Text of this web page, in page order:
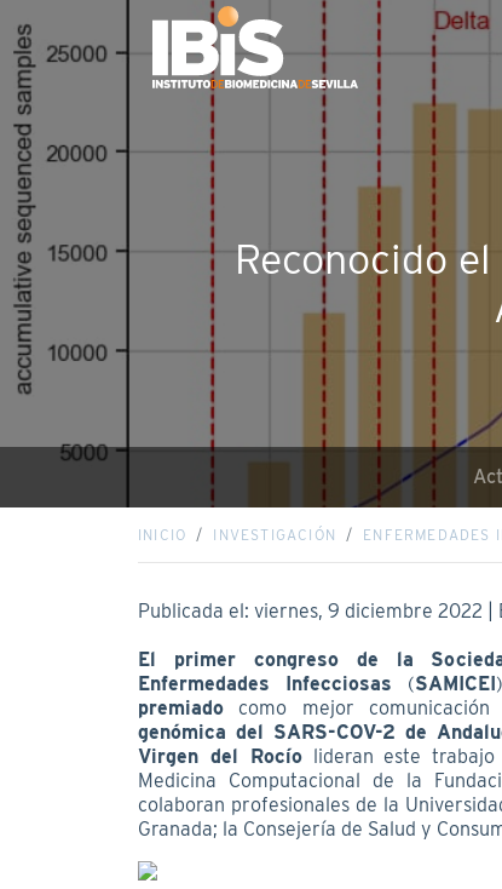
Reconocido
INICIO INVESTIGACIÓN ENFERMEDADES
Publicada el: viernes, 9 diciembre 2022 |
El primer congreso de la
Enfermedades Infecciosas (SAMICEI
premiado como mejor
genómica del SARS-COV-2 de
Virgen del Rocíolideran este trabajo
Medicina Computacional de la
colaboran profesionales de la
Granada; la Consejería de Salud y